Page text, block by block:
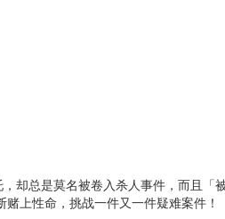
却总是莫名被卷入杀人事件，而且「
上性命，挑战一件又一件疑难案件！